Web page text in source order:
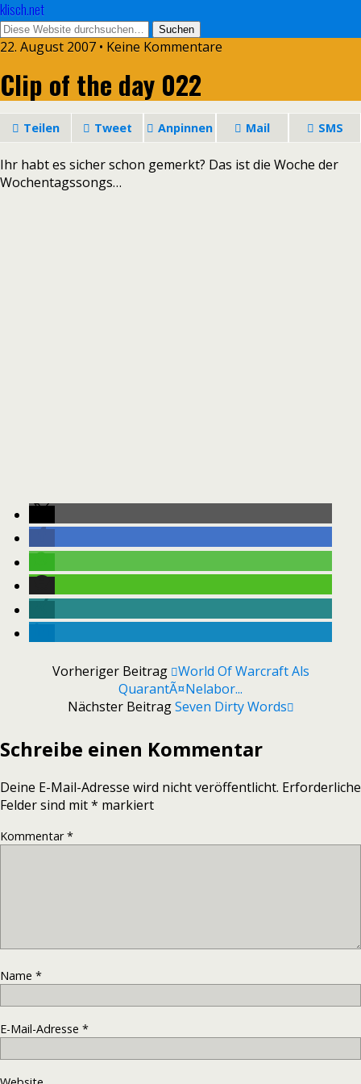
klisch.net
22. August 2007 • Keine Kommentare
Clip of the day 022
Teilen Tweet Anpinnen Mail SMS
Ihr habt es sicher schon gemerkt? Das ist die Woche der
Wochentagssongs…
Vorheriger Beitrag World Of Warcraft Als
QuarantÃ¤nelabor...
Nächster BeitragSeven Dirty Words
Schreibe einen Kommentar
Deine E-Mail-Adresse wird nicht veröffentlicht. Erforderliche
Felder sind mit* markiert
Kommentar*
Name *
E-Mail-Adresse *